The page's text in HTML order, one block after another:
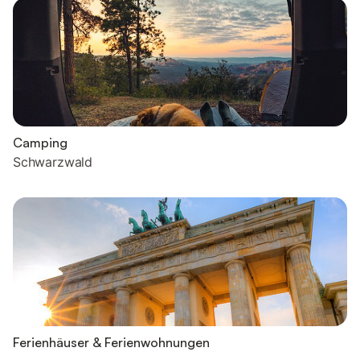
Camping
Schwarzwald
Ferienhäuser & Ferienwohnungen